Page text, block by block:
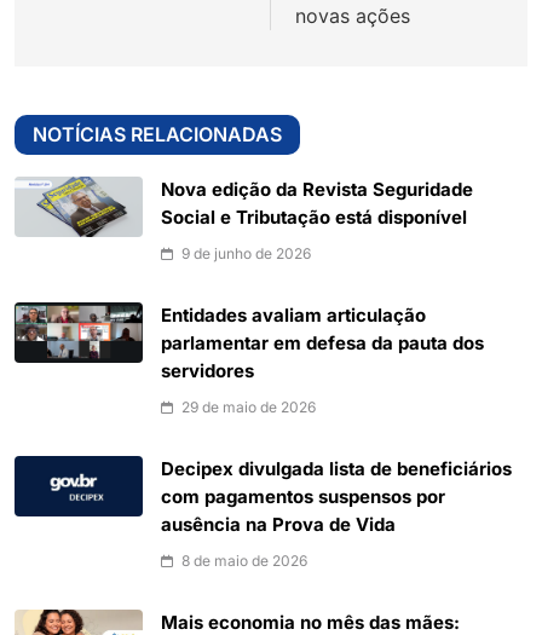
novas ações
NOTÍCIAS RELACIONADAS
Nova edição da Revista Seguridade
Social e Tributação está disponível
9 de junho de 2026
Entidades avaliam articulação
parlamentar em defesa da pauta dos
servidores
29 de maio de 2026
Decipex divulgada lista de beneficiários
com pagamentos suspensos por
ausência na Prova de Vida
8 de maio de 2026
Mais economia no mês das mães: